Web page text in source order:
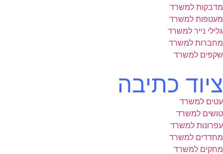
מדבקות למשרד
מעטפות למשרד
גלילי נייר למשרד
מחברות למשרד
שקפים למשרד
ציוד כתיבה
עטים למשרד
טושים למשרד
עפרונות למשרד
מחדדים למשרד
מחקים למשרד